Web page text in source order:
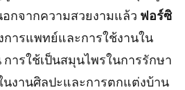
กจากความสวยงามแล้ว ฟอร์ซิ
การแพทย์และการใช้งานใน
ารใช้เป็นสมุนไพรในการรักษา
นงานศิลปะและการตกแต่งบ้าน